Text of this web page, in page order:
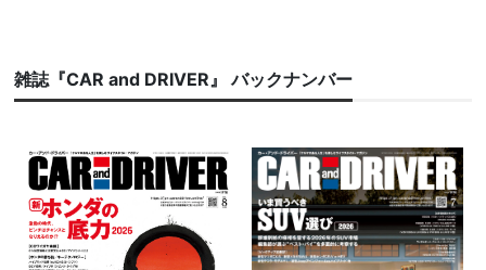
雑誌『CAR and DRIVER』 バックナンバー